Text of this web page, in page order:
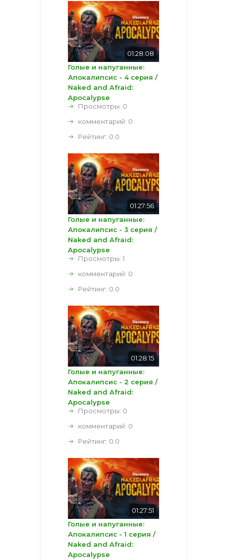
01:28:08
Голые и напуганные:
Апокалипсис - 4 серия /
Naked and Afraid:
Apocalypse
Просмотры: 0
комментарий: 0
Рейтинг: 0.0
01:27:56
Голые и напуганные:
Апокалипсис - 3 серия /
Naked and Afraid:
Apocalypse
Просмотры: 1
комментарий: 0
Рейтинг: 0.0
01:28:15
Голые и напуганные:
Апокалипсис - 2 серия /
Naked and Afraid:
Apocalypse
Просмотры: 0
комментарий: 0
Рейтинг: 0.0
01:27:51
Голые и напуганные:
Апокалипсис - 1 серия /
Naked and Afraid:
Apocalypse